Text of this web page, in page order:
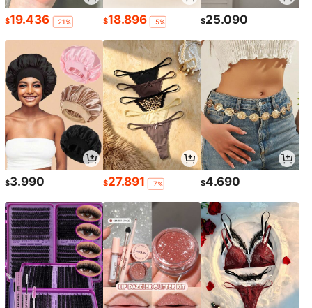
$19.436 -21% $18.896 -5% $25.090
$3.990 $27.891 -7% $4.690